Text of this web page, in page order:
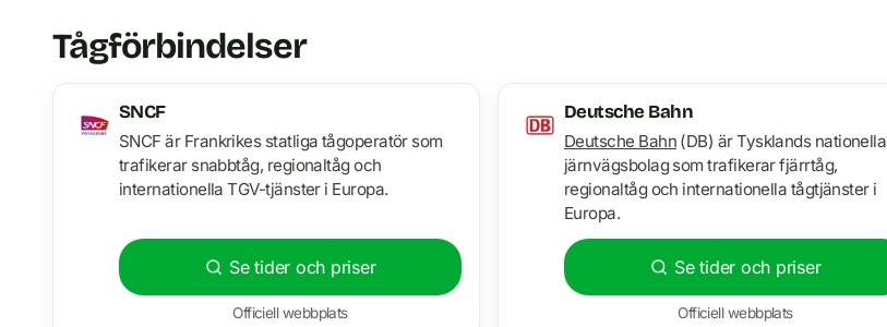
Tågförbindelser
SNCF
SNCF är Frankrikes statliga tågoperatör som
trafikerar snabbtåg, regionaltåg och
internationella TGV-tjänster i Europa.
Se tider och priser
Officiell webbplats
Deutsche Bahn
Deutsche Bahn(DB) är Tysklands nationella
järnvägsbolag som trafikerar fjärrtåg,
regionaltåg och internationella tågtjänster i
Europa.
Se tider och priser
Officiell webbplats